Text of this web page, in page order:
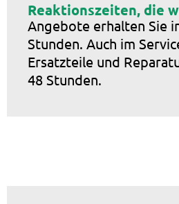
Reaktionszeiten, die
Angebote erhalten Sie
Stunden. Auch im
Ersatzteile und
48 Stunden.